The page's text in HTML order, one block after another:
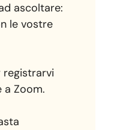
ascoltare:
le vostre
registrarvi
a Zoom.